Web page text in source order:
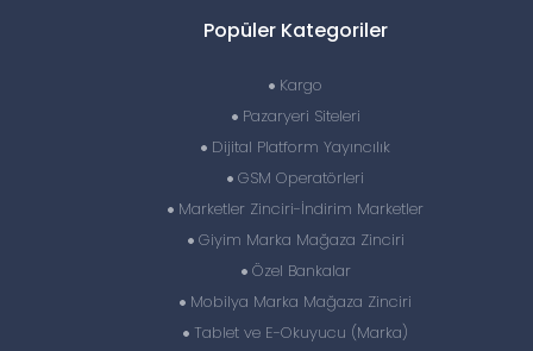
Popüler Kategoriler
Kargo
Pazaryeri Siteleri
Dijital Platform Yayıncılık
GSM Operatörleri
Marketler Zinciri-İndirim Marketler
Giyim Marka Mağaza Zinciri
Özel Bankalar
Mobilya Marka Mağaza Zinciri
Tablet ve E-Okuyucu (Marka)